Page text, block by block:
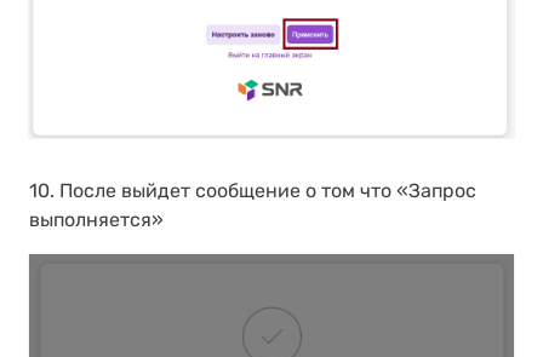
10. После выйдет сообщение о том что «Запрос
выполняется»